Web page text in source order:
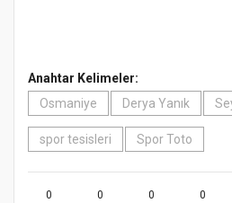
Anahtar Kelimeler:
Osmaniye
Derya Yanık
spor tesisleri Spor Toto
0 0 0 0